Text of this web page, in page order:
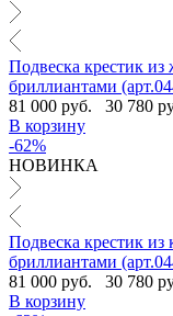
Подвеска крестик
бриллиантами
81 000 руб.
30 780
В корзину
-62%
НОВИНКА
Подвеска крестик
бриллиантами
81 000 руб.
30 780
В корзину